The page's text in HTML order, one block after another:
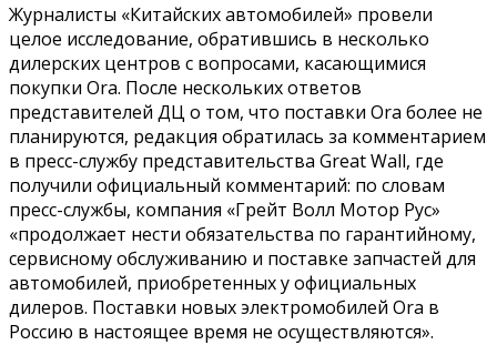
Журналисты «Китайских автомобилей» провели
целое исследование, обратившись в несколько
дилерских центров с вопросами, касающимися
покупки Ora. После нескольких ответов
представителей ДЦ о том, что поставки Ora более не
планируются, редакция обратилась за комментарием
в пресс-службу представительства Great Wall, где
получили официальный комментарий: по словам
пресс-службы, компания «Грейт Волл Мотор Рус»
«продолжает нести обязательства по гарантийному,
сервисному обслуживанию и поставке запчастей для
автомобилей, приобретенных у официальных
дилеров. Поставки новых электромобилей Ora в
Россию в настоящее время не осуществляются».